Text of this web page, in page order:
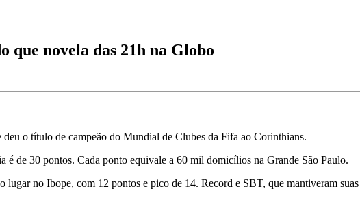
que novela das 21h na Globo
o título de campeão do Mundial de Clubes da Fifa ao Corinthians.
é de 30 pontos. Cada ponto equivale a 60 mil domicílios na Grande São Paulo.
no Ibope, com 12 pontos e pico de 14. Record e SBT, que mantiveram